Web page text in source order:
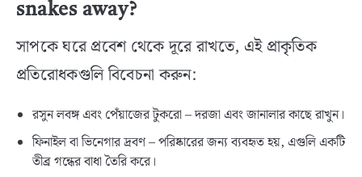
snakes away?
সাপকে ঘরে প্রবেশ থেকে দূরে রাখতে, এই প্রাকৃতিক
প্রতিরোধকগুলি বিবেচনা করুন:
রসুন লবঙ্গ এবং পেঁয়াজের টুকরো – দরজা এবং জানালার কাছে রাখুন।
ফিনাইল বা ভিনেগার দ্রবণ – পরিষ্কারের জন্য ব্যবহৃত হয়, এগুলি একটি
তীব্র গন্ধের বাধা তৈরি করে।